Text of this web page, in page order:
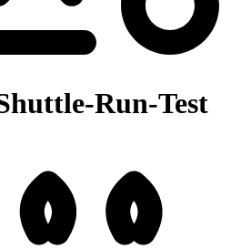
Run-Test